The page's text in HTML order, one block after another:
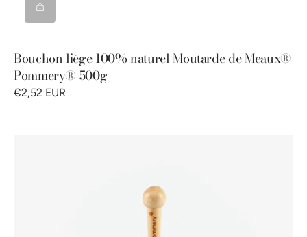
Bouchon liège 100% naturel Moutarde de Meaux®
Pommery® 500g
€2,52 EUR